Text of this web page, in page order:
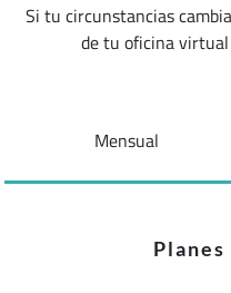
Si tu circunstancias
de tu oficina
Mensual
Planes